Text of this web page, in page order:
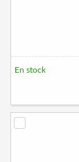
En stock